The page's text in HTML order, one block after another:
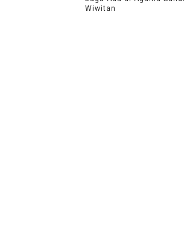
Wiwitan